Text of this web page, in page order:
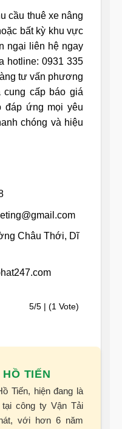
cầu thuê xe nâng
bất kỳ khu vực
ngại liên hệ ngay
hotline: 0931 335
tư vấn phương
cấp báo giá
đáp ứng mọi yêu
chóng và hiệu
Châu Thới, Dĩ
5/5 | (1 Vote)
HỒ TIẾN
Tiến, hiện đang là
công ty Vận Tải
với hơn 6 năm